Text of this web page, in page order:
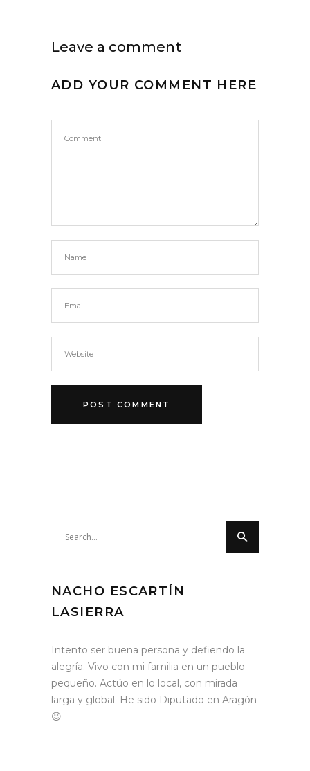
Leave a comment
ADD YOUR COMMENT HERE
NACHO ESCARTÍN
LASIERRA
Intento ser buena persona y defiendo la
alegría. Vivo con mi familia en un pueblo
pequeño. Actúo en lo local, con mirada
larga y global. He sido Diputado en Aragón
😉